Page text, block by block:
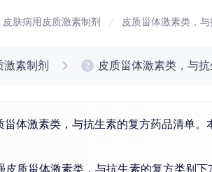
皮肤病用皮质激素制剂 皮质甾体激素类，
激素制剂 2 皮质甾体激素类，与
甾体激素类，与抗生素的复方药品清单
皮质甾体激素类，与抗生素的复方类别